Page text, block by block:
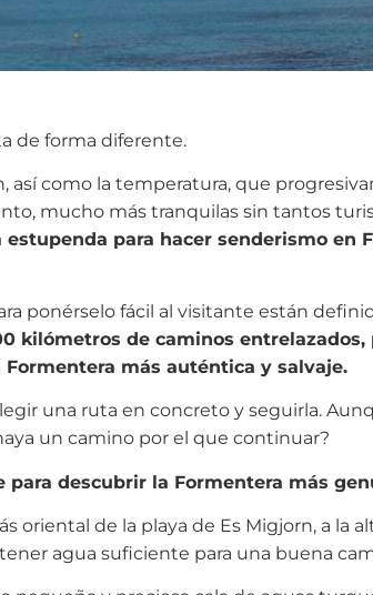
de forma diferente.
así como la temperatura, que
mucho más tranquilas sin tantos
estupenda para hacer senderismo en
ponérselo fácil al visitante están
kilómetros de caminos
Formentera más auténtica y salvaje.
una ruta en concreto y seguirla.
un camino por el que continuar?
descubrir la Formentera más
oriental de la playa de Es Migjorn, a la
agua suficiente para una buena